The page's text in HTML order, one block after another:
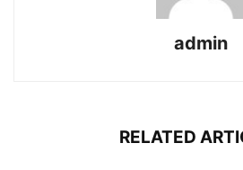
admin
RELATED